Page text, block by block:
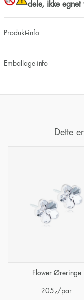
dele, ikke
Produkt-info
Emballage-info
Dette
Flower Øreringe
205 ,-/par